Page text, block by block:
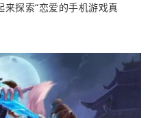
探索“恋爱的手机游戏真